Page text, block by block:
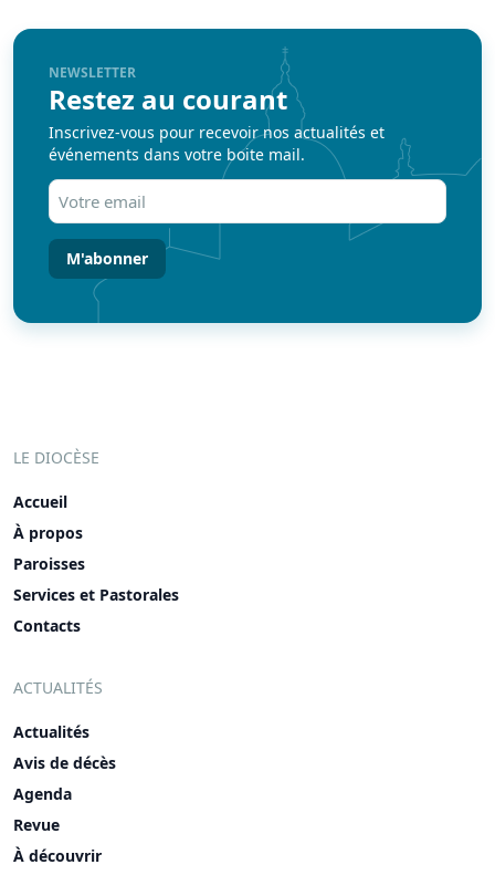
NEWSLETTER
Restez au courant
Inscrivez-vous pour recevoir nos actualités et
événements dans votre boite mail.
Votre
email
(Nécessaire)
LE DIOCÈSE
Accueil
À propos
Paroisses
Services et Pastorales
Contacts
ACTUALITÉS
Actualités
Avis de décès
Agenda
Revue
À découvrir